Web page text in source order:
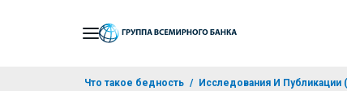
Что такое бедность Исследования И Публикации